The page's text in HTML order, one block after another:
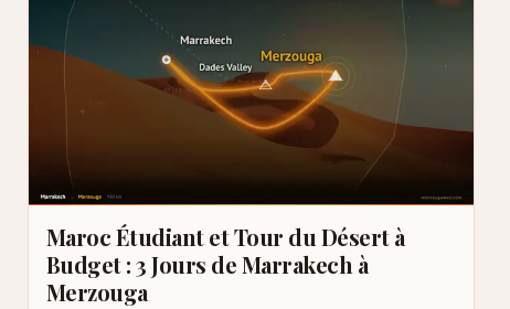
Maroc Étudiant et Tour du Désert à
Budget : 3 Jours de Marrakech à
Merzouga